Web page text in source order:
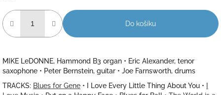
cena:
Do košíku
MIKE LeDONNE, Hammond B3 organ • Eric Alexander, tenor
saxophone • Peter Bernstein, guitar • Joe Farnsworth, drums
TRACKS: Blues for Gene • I Love Every Little Thing About You •